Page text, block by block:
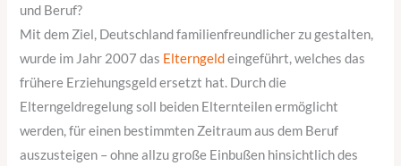
und Beruf?
Mit dem Ziel, Deutschland familienfreundlicher zu gestalten,
wurde im Jahr 2007 das Elterngeldeingeführt, welches das
frühere Erziehungsgeld ersetzt hat. Durch die
Elterngeldregelung soll beiden Elternteilen ermöglicht
werden, für einen bestimmten Zeitraum aus dem Beruf
auszusteigen – ohne allzu große Einbußen hinsichtlich des